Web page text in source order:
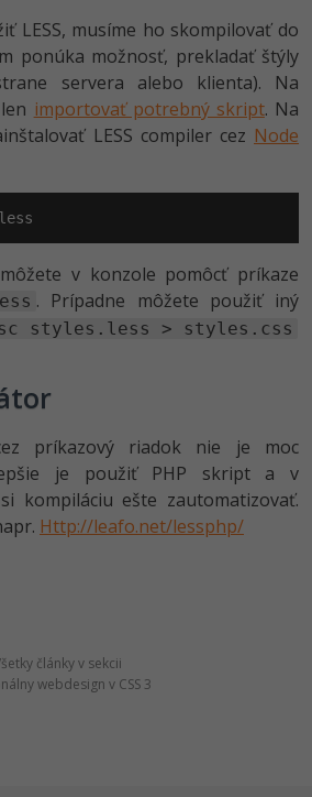
LESS, musíme ho skompilovať do
ponúka možnosť, prekladať štýly
servera alebo klienta). Na
importovať potrebný skript. Na
LESS compiler cez Node
v konzole pomôcť príkaze
. Prípadne môžete použiť iný
styles.less > styles.css
príkazový riadok nie je moc
je použiť PHP skript a v
kompiláciu ešte zautomatizovať.
Http://leafo.net/les­sphp/
články v sekcii
webdesign v CSS 3